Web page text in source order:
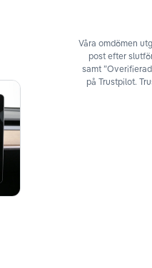
Våra omdömen
post efter
samt
på Trustpilot.